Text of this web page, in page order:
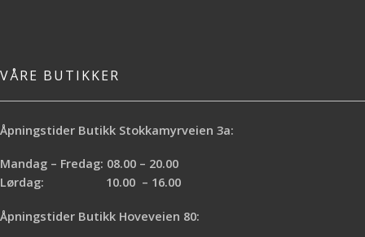
VÅRE BUTIKKER
Åpningstider Butikk Stokkamyrveien 3a:
Mandag – Fredag: 08.00 – 20.00
Lørdag: 10.00 – 16.00
Åpningstider Butikk Hoveveien 80: